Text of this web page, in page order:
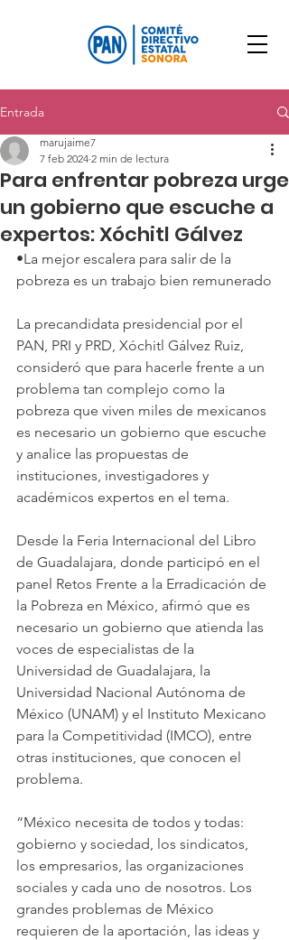
Entrada
Para enfrentar pobreza urge
un gobierno que escuche a
expertos: Xóchitl Gálvez
marujaime7
7 feb 2024 2 min de lectura
•La mejor escalera para salir de la
pobreza es un trabajo bien remunerado
La precandidata presidencial por el
PAN, PRI y PRD, Xóchitl Gálvez Ruiz,
consideró que para hacerle frente a un
problema tan complejo como la
pobreza que viven miles de mexicanos
es necesario un gobierno que escuche
y analice las propuestas de
instituciones, investigadores y
académicos expertos en el tema.
Desde la Feria Internacional del Libro
de Guadalajara, donde participó en el
panel Retos Frente a la Erradicación de
la Pobreza en México, afirmó que es
necesario un gobierno que atienda las
voces de especialistas de la
Universidad de Guadalajara, la
Universidad Nacional Autónoma de
México (UNAM) y el Instituto Mexicano
para la Competitividad (IMCO), entre
otras instituciones, que conocen el
problema.
“México necesita de todos y todas:
gobierno y sociedad, los sindicatos,
los empresarios, las organizaciones
sociales y cada uno de nosotros. Los
grandes problemas de México
requieren de la aportación, las ideas y